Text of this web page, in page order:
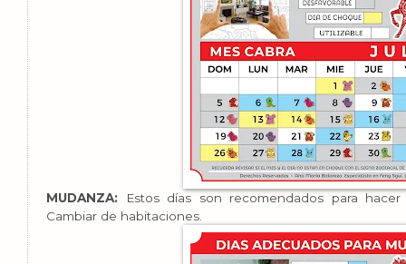
MUDANZA:
Estos días son recomendados para
Cambiar de habitaciones.